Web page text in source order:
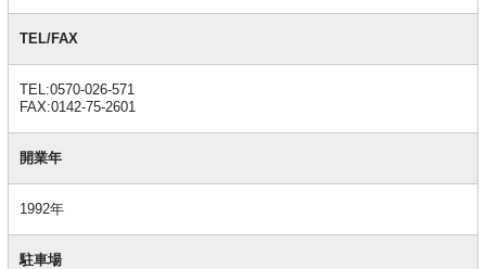
TEL/FAX
TEL:0570-026-571
FAX:0142-75-2601
開業年
1992年
駐車場